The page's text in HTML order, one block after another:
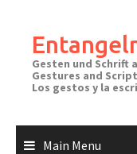
content
Gesten und Schrift
Gestures and
Los gestos y la
Main Menu